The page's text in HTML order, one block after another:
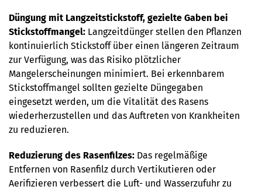
Düngung mit Langzeitstickstoff, gezielte Gaben bei
Stickstoffmangel: Langzeitdünger stellen den Pflanzen
kontinuierlich Stickstoff über einen längeren Zeitraum
zur Verfügung, was das Risiko plötzlicher
Mangelerscheinungen minimiert. Bei erkennbarem
Stickstoffmangel sollten gezielte Düngegaben
eingesetzt werden, um die Vitalität des Rasens
wiederherzustellen und das Auftreten von Krankheiten
zu reduzieren.
Reduzierung des Rasenfilzes: Das regelmäßige
Entfernen von Rasenfilz durch Vertikutieren oder
Aerifizieren verbessert die Luft- und Wasserzufuhr zu